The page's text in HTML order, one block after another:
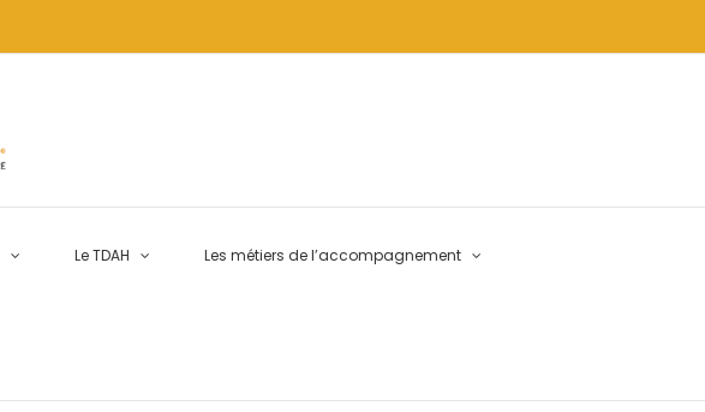
Le TDAH Les métiers de l’accompagnement